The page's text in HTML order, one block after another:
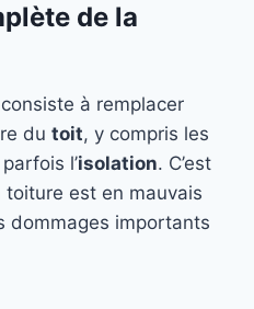
de la
consiste à remplacer
du toit, y compris les
l’isolation. C’est
est en mauvais
dommages importants